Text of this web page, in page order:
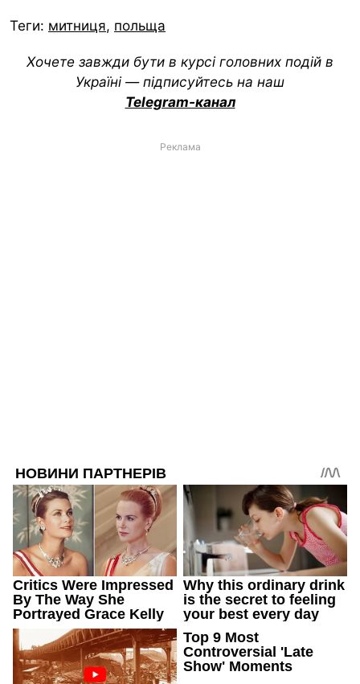
Теги: митниця, польща
Хочете завжди бути в курсі головних подій в
Україні — підписуйтесь на наш
Telegram-канал
Реклама